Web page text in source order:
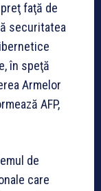
faţă de
securitatea
în speţă
Armelor
AFP,
de
care